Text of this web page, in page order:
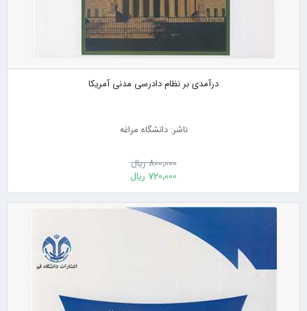
درآمدی بر نظام دادرسی مدنی آمریکا
ناشر: دانشگاه مراغه
800٬000 ریال
720٬000 ریال